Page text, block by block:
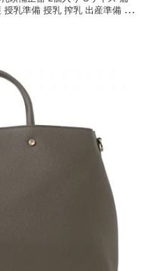
乳準備 授乳 搾乳 出産準備 産
ビー 赤ちゃん 送料無料